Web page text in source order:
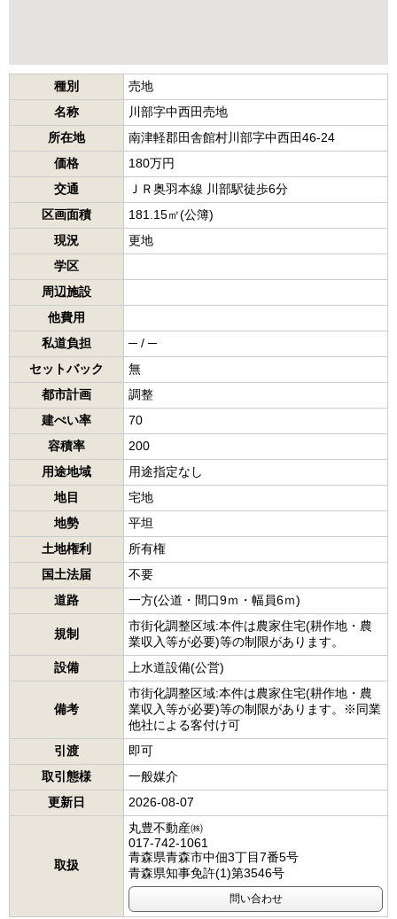
種別
売地
名称
川部字中西田売地
所在地
南津軽郡田舎館村川部字中西田46-24
価格
180万円
交通
ＪＲ奥羽本線 川部駅徒歩6分
区画面積
181.15㎡(公簿)
現況
更地
学区
周辺施設
他費用
私道負担
─ / ─
セットバック
無
都市計画
調整
建ぺい率
70
容積率
200
用途地域
用途指定なし
地目
宅地
地勢
平坦
土地権利
所有権
国土法届
不要
道路
一方(公道・間口9ｍ・幅員6ｍ)
規制
市街化調整区域:本件は農家住宅(耕作地・農
業収入等が必要)等の制限があります。
設備
上水道設備(公営)
備考
市街化調整区域:本件は農家住宅(耕作地・農
業収入等が必要)等の制限があります。※同業
他社による客付け可
引渡
即可
取引態様
一般媒介
更新日
2026-08-07
取扱
丸豊不動産㈱
017-742-1061
青森県青森市中佃3丁目7番5号
青森県知事免許(1)第3546号
問い合わせ